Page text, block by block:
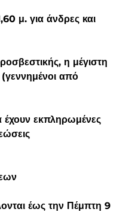
μ. για άνδρες και
η μέγιστη
(γεννημένοι από
έχουν εκπληρωμένες
έως την Πέμπτη 9